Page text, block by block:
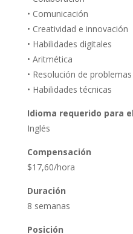
• Comunicación
• Creatividad e innovación
• Habilidades digitales
• Aritmética
• Resolución de problemas
• Habilidades técnicas
Idioma requerido para
Inglés
Compensación
$17,60/hora
Duración
8 semanas
Posición